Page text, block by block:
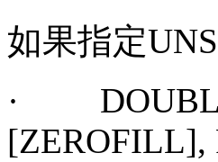
如果指定
·
[ZEROFILL],